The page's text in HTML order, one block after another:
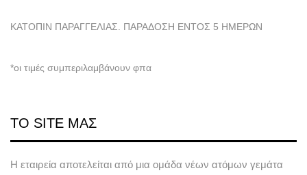
ΚΑΤΟΠΙΝ ΠΑΡΑΓΓΕΛΙΑΣ. ΠΑΡΑΔΟΣΗ ΕΝΤΟΣ 5 ΗΜΕΡΩΝ
*οι τιμές συμπεριλαμβάνουν φπα
ΤΟ SITE ΜΑΣ
Η εταιρεία αποτελείται από μια ομάδα νέων ατόμων γεμάτα